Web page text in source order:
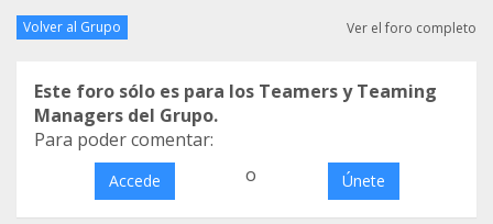
Volver al Grupo Ver el foro completo
Este foro sólo es para los Teamers y Teaming
Managers del Grupo.
Para poder comentar:
Accede o Únete